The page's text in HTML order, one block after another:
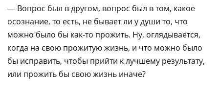
— Вопрос был в другом, вопрос был в том, какое
осознание, то есть, не бывает ли у души то, что
можно было бы как-то прожить. Ну, оглядывается,
когда на свою прожитую жизнь, и что можно было
бы исправить, чтобы прийти к лучшему результату,
или прожить бы свою жизнь иначе?